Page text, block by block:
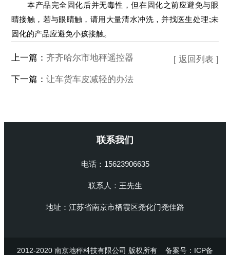
本产品完全固化后并无毒性，但在固化之前应避免与眼
睛接触，若与眼睛触，请用大量清水冲洗，并找医生处理;未
固化的产品应避免小孩接触。
上一篇： 齐齐哈尔市地秤遥控器
下一篇： 让车货车皮减轻的办法
[ 返回列表 ]
联系我们
电话：15623906635
联系人：王先生
地址：江苏省南京市栖霞区尧化门尧佳路
2012-2020 南京地秤科技有限公司 版权所有 备案号：ICP备